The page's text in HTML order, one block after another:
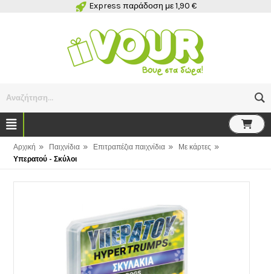
Express παράδοση με 1,90 €
Αναζήτηση...
Αρχική » Παιχνίδια » Επιτραπέζια παιχνίδια » Με κάρτες »
Υπερατού - Σκύλοι